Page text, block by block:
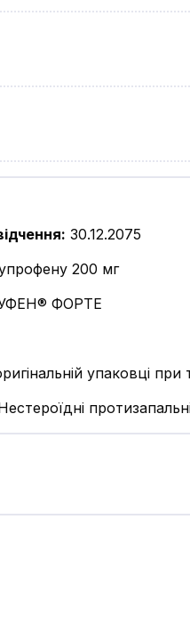
: 30.12.2075
200 мг
ФОРТЕ
упаковці